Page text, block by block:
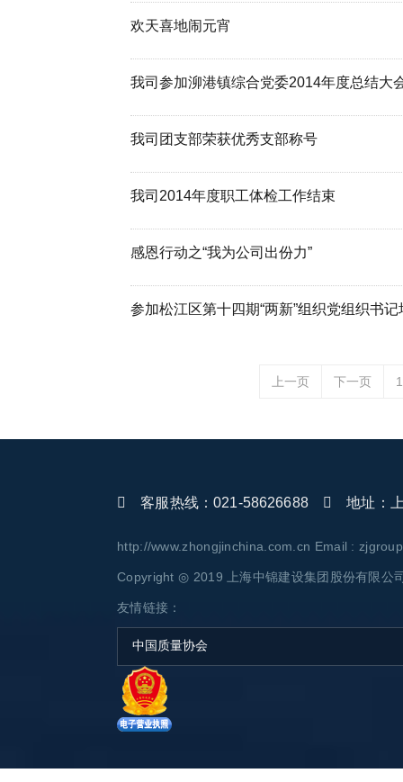
欢天喜地闹元宵
我司参加泖港镇综合党委2014年度总结大
我司团支部荣获优秀支部称号
我司2014年度职工体检工作结束
感恩行动之“我为公司出份力”
参加松江区第十四期“两新”组织党组织书
上一页 下一页 1
客服热线：021-58626688 地址：上
http://www.zhongjinchina.com.cn Email :
Copyright ◎ 2019 上海中锦建设集团股份有限公
友情链接：